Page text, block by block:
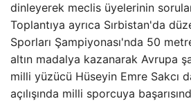
dinleyerek meclis üyelerinin
Toplantıya ayrıca Sırbistan'da
Sporları Şampiyonası'nda 50
altın madalya kazanarak Avrupa
milli yüzücü Hüseyin Emre Sakcı
açılışında milli sporcuya